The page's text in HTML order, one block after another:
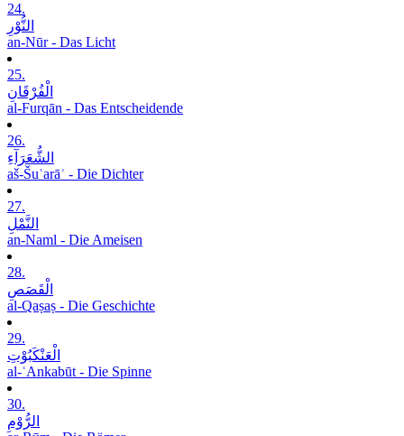
24.
النُّوْرِ
an-Nūr - Das Licht
25.
الْفُرْقَانِ
al-Furqān - Das Entscheidende
26.
الشُّعَرَآءِ
aš-Šuʿarāʾ - Die Dichter
27.
النَّمْلِ
an-Naml - Die Ameisen
28.
الْقَصَصِ
al-Qaṣaṣ - Die Geschichte
29.
الْعَنْکَبُوْتِ
al-ʿAnkabūt - Die Spinne
30.
الرُّوْمِ